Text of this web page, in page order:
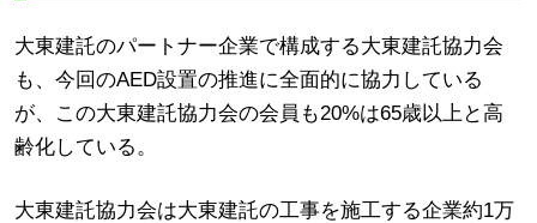
大東建託のパートナー企業で構成する大東建託協力会
も、今回のAED設置の推進に全面的に協力している
が、この大東建託協力会の会員も20%は65歳以上と高
齢化している。
大東建託協力会は大東建託の工事を施工する企業約1万